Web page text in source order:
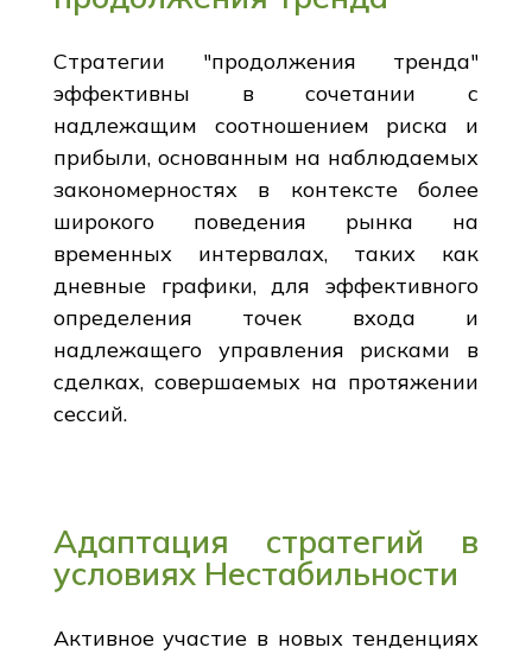
Стратегии "продолжения тренда"
эффективны в сочетании с
надлежащим соотношением риска и
прибыли, основанным на наблюдаемых
закономерностях в контексте более
широкого поведения рынка на
временных интервалах, таких как
дневные графики, для эффективного
определения точек входа и
надлежащего управления рисками в
сделках, совершаемых на протяжении
сессий.
Адаптация стратегий в
условиях Нестабильности
Активное участие в новых тенденциях